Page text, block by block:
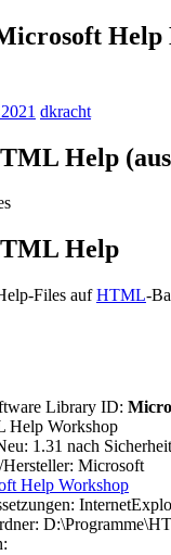
Help
dkracht
Help
Help
Files aufHTML-
Library ID:
Help Workshop
1.31 nach
Hersteller: Microsoft
Help Workshop